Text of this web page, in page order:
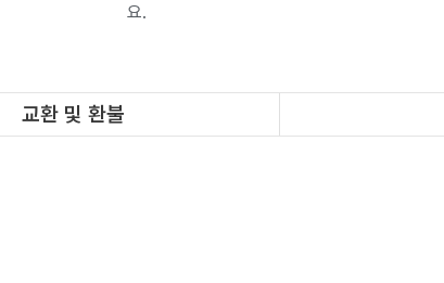
요.
교환 및 환불